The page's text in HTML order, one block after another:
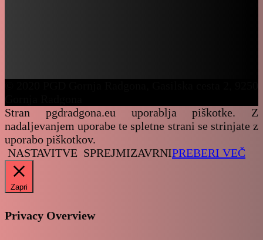
Stran pgdradgona.eu uporablja piškotke. Z
nadaljevanjem uporabe te spletne strani se strinjate z
uporabo piškotkov.
NASTAVITVE SPREJMIZAVRNIPREBERI VEČ
Zapri
Privacy Overview